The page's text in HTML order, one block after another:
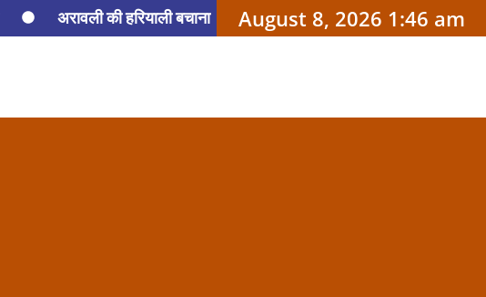
अरावली की हरियाली बचाना
August 8, 2026 1:46 am